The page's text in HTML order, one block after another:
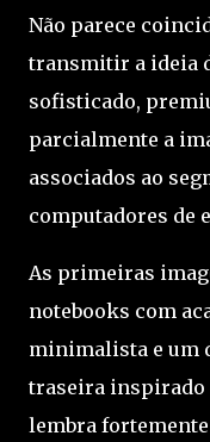
Não parece
transmitir a ideia
sofisticado,
parcialmente a
associados ao
computadores de
As primeiras
notebooks com
minimalista e um
traseira inspirado
lembra